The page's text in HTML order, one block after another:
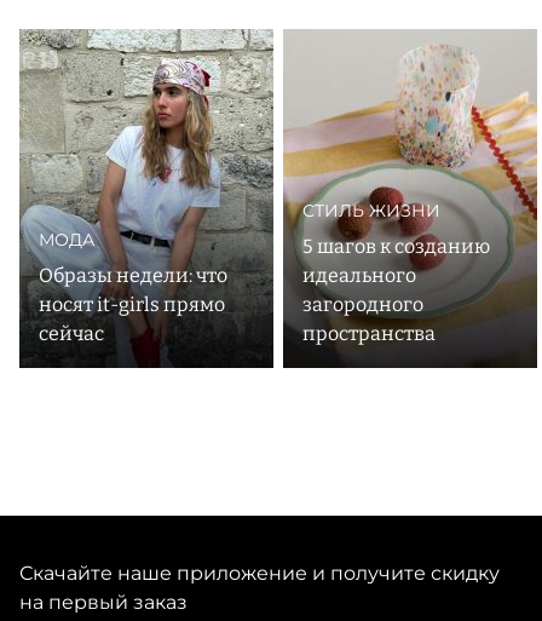
МОДА
Образы недели: что
носят it-girls прямо
сейчас
СТИЛЬ ЖИЗНИ
5 шагов к созданию
идеального
загородного
пространства
Скачайте наше приложение и получите скидку
на первый заказ